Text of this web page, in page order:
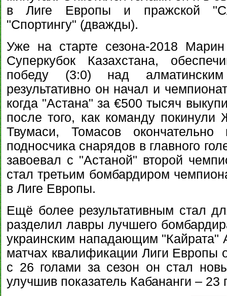
в Лиге Европы и пражской
"Спортингу" (дважды).
Уже на старте сезона-2018
Суперкубок Казахстана,
победу (3:0) над
результативно он начал и
когда "Астана" за €500 тысяч
после того, как команду покинули
Твумаси, Томасов окончательно
подносчика снарядов в главного
завоевал с "Астаной" второй
стал третьим бомбардиром
в Лиге Европы.
Ещё более результативным стал
разделил лавры лучшего
украинским нападающим "Кайрата"
матчах квалификации Лиги Европы
с 26 голами за сезон он стал
улучшив показатель Кабананги – 23